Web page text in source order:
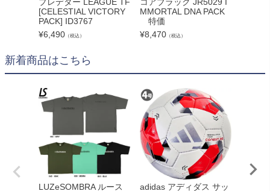
[CELESTIAL VICTORY
PACK] ID3767
¥6,490 （税込）
MMORTAL DNA PACK
特価
¥8,470 （税込）
新着商品はこちら
LUZeSOMBRA ルース
adidas アディダス サッ